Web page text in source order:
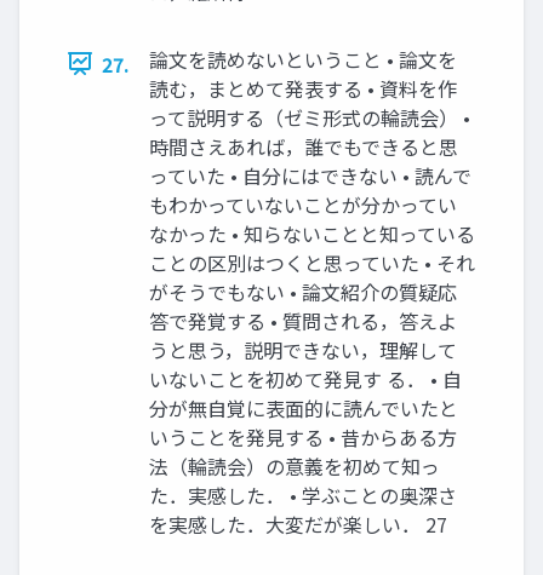
27.
論⽂を読めないということ • 論⽂を
読む，まとめて発表する • 資料を作
って説明する（ゼミ形式の輪読会） •
時間さえあれば，誰でもできると思
っていた • ⾃分にはできない • 読んで
もわかっていないことが分かってい
なかった • 知らないことと知っている
ことの区別はつくと思っていた • それ
がそうでもない • 論⽂紹介の質疑応
答で発覚する • 質問される，答えよ
うと思う，説明できない，理解して
いないことを初めて発⾒す る． • ⾃
分が無⾃覚に表⾯的に読んでいたと
いうことを発⾒する • 昔からある⽅
法（輪読会）の意義を初めて知っ
た．実感した． • 学ぶことの奥深さ
を実感した．⼤変だが楽しい． 27